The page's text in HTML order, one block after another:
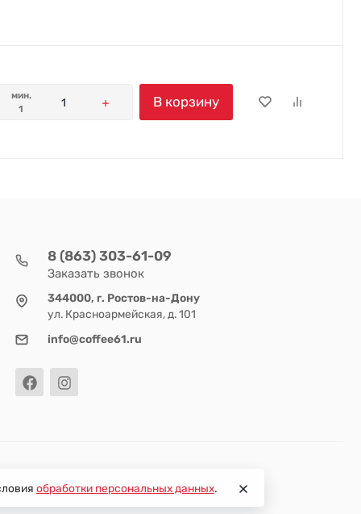
мин.
1
В корзину
8 (863) 303-61-09
Заказать звонок
344000, г. Ростов-на-Дону
ул. Красноармейская, д. 101
info@coffee61.ru
обработки персональных данных.